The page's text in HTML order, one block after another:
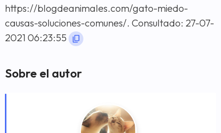
https://blogdeanimales.com/gato-miedo-
causas-soluciones-comunes/. Consultado: 27-07-
2021 06:23:55
Sobre el autor